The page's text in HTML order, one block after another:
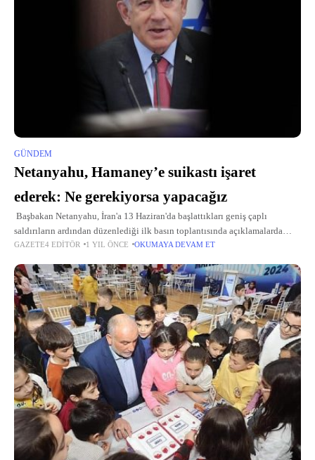
GÜNDEM
Netanyahu, Hamaney’e suikastı işaret
ederek: Ne gerekiyorsa yapacağız
Başbakan Netanyahu, İran'a 13 Haziran'da başlattıkları geniş çaplı
saldırıların ardından düzenlediği ilk basın toplantısında açıklamalarda
bulundu. Hamaney'e suikast düzenleyebileceklerini ima eden Netanyahu,
GAZETE4 EDITÖR 1 YIL ÖNCE OKUMAYA DEVAM ET